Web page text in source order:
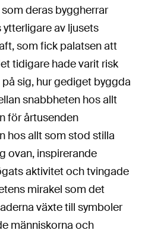
deras byggherrar
av ljusets
som fick palatsen att
tidigare hade varit risk
sig, hur gediget byggda
snabbheten hos allt
för årtusenden
hos allt som stod stilla
ovan, inspirerande
aktivitet och tvingade
mirakel som det
växte till symboler
människorna och